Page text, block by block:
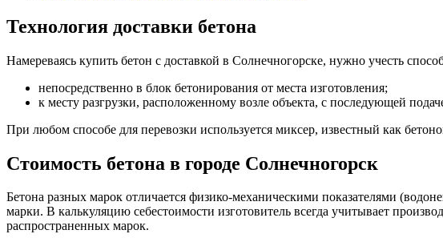
Технология доставки бетона
Намереваясь купить бетон с доставкой в Солнечногорске, нужно учесть
непосредственно в блок бетонирования от места изготовления;
к месту разгрузки, расположенному возле объекта, с последующей
При любом способе для перевозки используется миксер, известный как
Стоимость бетона в городе Солнечногорск
Бетона разных марок отличается физико-механическими показателями
марки. В калькуляцию себестоимости изготовитель всегда учитывает
распространенных марок.